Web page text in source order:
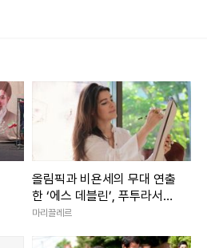
올림픽과 비욘세의 무대 연출
한 ‘에스 데블린’, 푸투라서울
에서 첫 한국 전시 개최
마리끌레르